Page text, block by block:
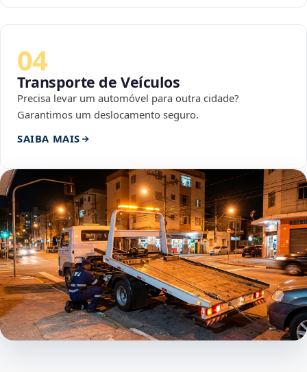
04
Transporte de Veículos
Precisa levar um automóvel para outra cidade?
Garantimos um deslocamento seguro.
SAIBA MAIS